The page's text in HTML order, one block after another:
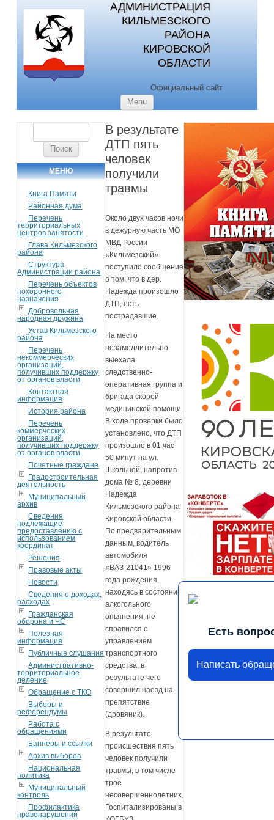
АДМИНИСТРАЦИЯ
КИЛЬМЕЗСКОГО
РАЙОНА
КИРОВСКОЙ
ОБЛАСТИ
Официальный сайт
Menu
МЕНЮ
Книга Памяти
Районная дума
Перечень
территориальных
центров занятости
Глава Кильмезского
района
Структура
Администрации района
Перечень объектов
похоронного
назначения
Добровольная
народная дружина
Устав Кильмезского
района
Перечень
некоммерческих
организаций,
получивших поддержку
от органов власти
Контактная
информация
История района
Перечень
коммерческих
организаций,
получивших поддержку
от органов власти
Почетные граждане
Градостроительная
деятельность
Муниципальный
архив
Сведения
подлежащие
предоставлению с
использованием
координат
Решения
Правовые акты
Новости
Сведения о доходах,
расходах
Гражданская
оборона и ЧС
Полезная
информация
Публичные слушания
Административно-
территориальное
деление
Обращение с ТКО
Выборы и
референдумы
Работа с
обращениями
Баннеры и ссылки
Архив выборов
Национальная
политика
Муниципальный
контроль
Профилактика
правонарушений
В результате
ДТП пять
человек
получили
травмы
Около двух часов ночи
в дежурную часть МО
МВД России
«Кильмезский»
поступило сообщение
о том, что в дер.
Надежда произошло
ДТП, есть
пострадавшие.
На место
незамедлительно
выехала
следственно-
оперативная группа и
бригада скорой
медицинской помощи.
В ходе проверки было
установлено, что ДТП
произошло в 01 час
50 минут на ул.
Школьной, напротив
дома № 8, деревни
Надежда
Кильмезского района
Кировской области.
По предварительным
данным, водитель
автомобиля
«ВАЗ-21041» 1996
года рождения,
находясь в состоянии
алкогольного
опьянения, не
справился с
управлением
транспортного
средства, в
результате чего
совершил наезд на
препятствие
(дровяник).
В результате
происшествия пять
человек получили
травмы, в том числе
трое
несовершеннолетних.
Госпитализированы в
Есть
Написать